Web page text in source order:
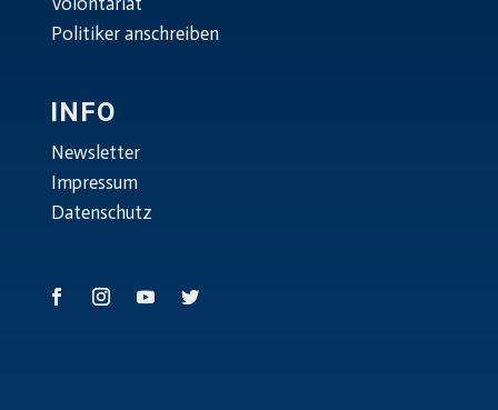
Politiker anschreiben
INFO
Newsletter
Impressum
Datenschutz